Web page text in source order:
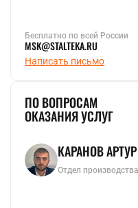
Бесплатно по всей России
MSK@STALTEKA.RU
Написать письмо
ПО ВОПРОСАМ
ОКАЗАНИЯ УСЛУГ
КАРАНОВ АРТУР
Отдел производства